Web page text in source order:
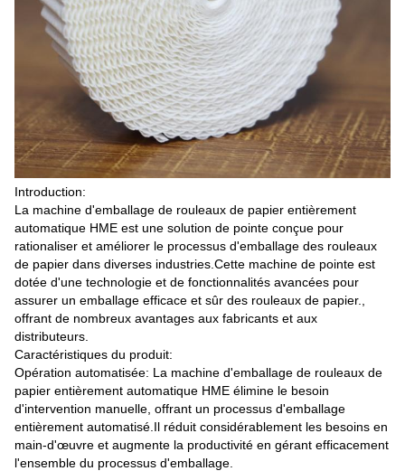
Introduction:
La machine d'emballage de rouleaux de papier entièrement
automatique HME est une solution de pointe conçue pour
rationaliser et améliorer le processus d'emballage des rouleaux
de papier dans diverses industries.Cette machine de pointe est
dotée d'une technologie et de fonctionnalités avancées pour
assurer un emballage efficace et sûr des rouleaux de papier.,
offrant de nombreux avantages aux fabricants et aux
distributeurs.
Caractéristiques du produit:
Opération automatisée: La machine d'emballage de rouleaux de
papier entièrement automatique HME élimine le besoin
d'intervention manuelle, offrant un processus d'emballage
entièrement automatisé.Il réduit considérablement les besoins en
main-d'œuvre et augmente la productivité en gérant efficacement
l'ensemble du processus d'emballage.